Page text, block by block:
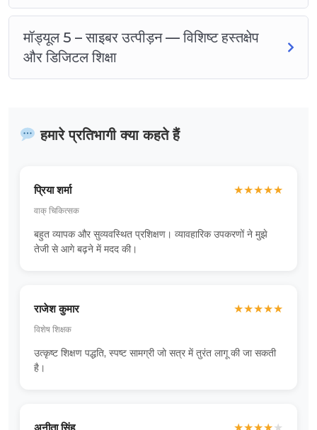
मॉड्यूल 5 – साइबर उत्पीड़न — विशिष्ट हस्तक्षेप
और डिजिटल शिक्षा
हमारे प्रतिभागी क्या कहते हैं
प्रिया शर्मा
वाक् चिकित्सक
★★★★★
बहुत व्यापक और सुव्यवस्थित प्रशिक्षण। व्यावहारिक उपकरणों ने मुझे
तेजी से आगे बढ़ने में मदद की।
राजेश कुमार
विशेष शिक्षक
★★★★★
उत्कृष्ट शिक्षण पद्धति, स्पष्ट सामग्री जो सत्र में तुरंत लागू की जा सकती
है।
अनीता सिंह ★★★★★